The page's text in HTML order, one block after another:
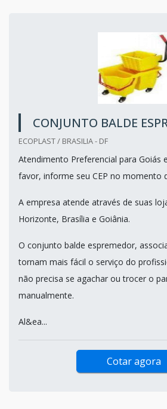
CONJUNTO BALDE
ECOPLAST / BRASILIA - DF
Atendimento Preferencial para Goiás
favor, informe seu CEP no momento
A empresa atende através de suas
Horizonte, Brasília e Goiânia.
O conjunto balde espremedor,
tornam mais fácil o serviço do
não precisa se agachar ou trocer o
manualmente.
Al&ea...
Cotar agora